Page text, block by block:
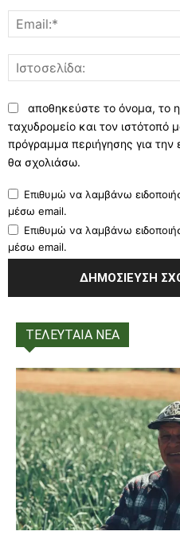
αποθηκεύστε το όνομα, το
ταχυδρομείο και τον ιστότοπό
πρόγραμμα περιήγησης για
θα σχολιάσω.
Επιθυμώ να λαμβάνω
μέσω email.
Επιθυμώ να λαμβάνω
μέσω email.
ΤΕΛΕΥΤΑΙΑ ΝΕΑ